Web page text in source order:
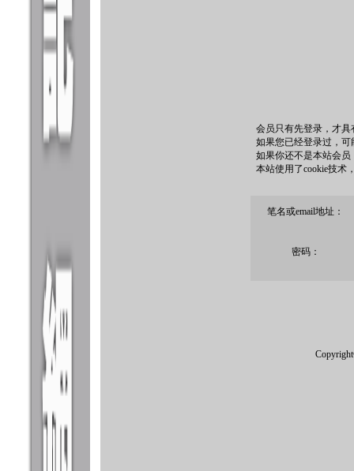
会员只有先登录，才
如果您已经登录过，
如果你还不是本站会员
本站使用了cookie技术
笔名或email地址：
密码：